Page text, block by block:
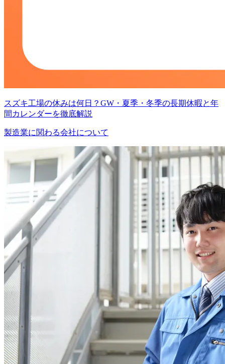
スズキ工場の休みは何日？GW・夏季・冬季の長期休暇と年
間カレンダーを徹底解説
製造業に関わる会社について